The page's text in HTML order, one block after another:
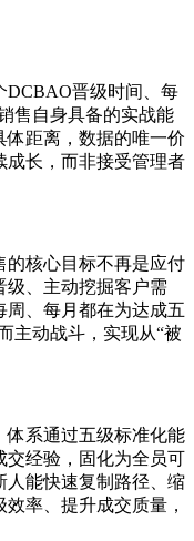
DCBAO晋级时间、每
售自身具备的实战能
体距离，数据的唯一价
成长，而非接受管理者
的核心目标不再是应付
级、主动挖掘客户需
、每月都在为达成五
主动战斗，实现从“被
体系通过五级标准化能
交经验，固化为全员可
人能快速复制路径、缩
率、提升成交质量，